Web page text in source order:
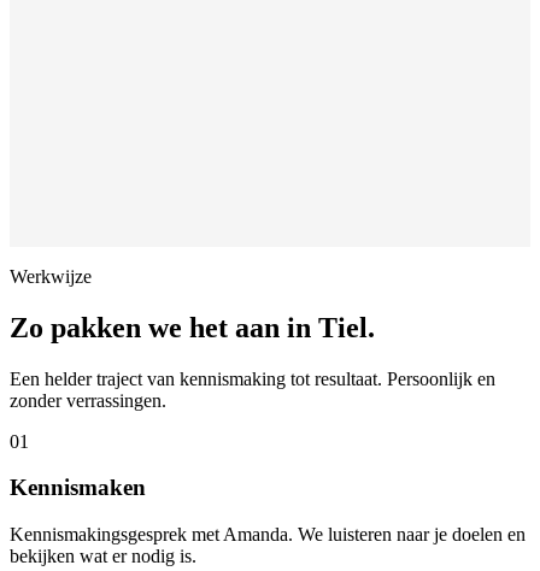
Werkwijze
Zo pakken we het aan in Tiel.
Een helder traject van kennismaking tot resultaat. Persoonlijk en
zonder verrassingen.
01
Kennismaken
Kennismakingsgesprek met Amanda. We luisteren naar je doelen en
bekijken wat er nodig is.